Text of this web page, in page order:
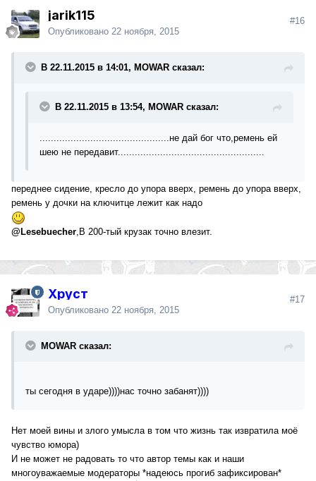
jarik115
Опубликовано 22 ноября, 2015
#16
В 22.11.2015 в 14:01, MOWAR сказал:
В 22.11.2015 в 13:54, MOWAR сказал:
..............................................не дай бог что,ремень ей
шею не передавит....................................................
переднее сидение, кресло до упора вверх, ремень до упора вверх,
ремень у дочки на ключитце лежит как надо
@Lesebuecher ,В 200-тый крузак точно влезит.
Хруст
Опубликовано 22 ноября, 2015
#17
MOWAR сказал:
ты сегодня в ударе))))нас точно забанят))))
Нет моей вины и злого умысла в том что жизнь так извратила моё
чувство юмора)
И не может не радовать то что автор темы как и наши
многоуважаемые модераторы *надеюсь прогиб зафиксирован*